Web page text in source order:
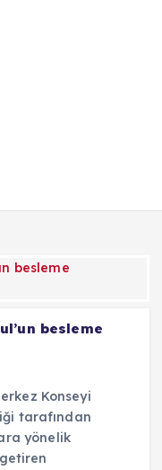
besleme
Konseyi
tarafından
yönelik